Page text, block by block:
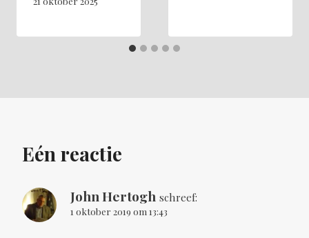
Eén reactie
John Hertogh schreef:
1 oktober 2019 om 13:43